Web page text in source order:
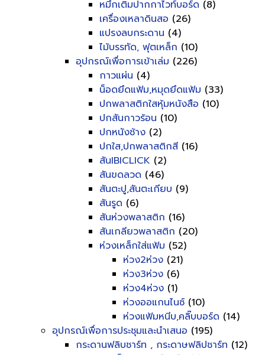
หมึกเติมปากกาไวท์บอร์ด (8)
เครื่องเหลาดินสอ (26)
แปรงลบกระดาน (4)
ไม้บรรทัด, ฟุตเหล็ก (10)
อุปกรณ์เพื่อการเข้าเล่ม (226)
กาวแผ่น (4)
น็อดยึดแฟ้ม,หมุดยึดแฟ้ม (33)
ปกพลาสติกใสหุ้มหนังสือ (10)
ปกสันกาวร้อน (10)
ปกหนังช้าง (2)
ปกใส,ปกพลาสติกสี (16)
สันIBICLICK (2)
สันขดลวด (46)
สันตะปู,สันตะเกียบ (9)
สันรูด (6)
สันห่วงพลาสติก (16)
สันเกลียวพลาสติก (20)
ห่วงเหล็กใส่แฟ้ม (52)
ห่วง2ห่วง (21)
ห่วง3ห่วง (6)
ห่วง4ห่วง (1)
ห่วงออแกนไนซ์ (10)
ห่วงแฟ้มหนีบ,คลิ๊บบอร์ด (14)
อุปกรณ์เพื่อการประชุมและนำเสนอ (195)
กระดานฟลิบชาร์ท , กระดาษฟลิปชาร์ท (12)